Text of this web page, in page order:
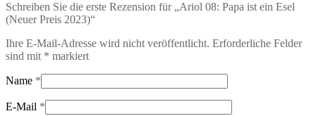
Schreiben Sie die erste Rezension für „Ariol 08: Papa ist ein Esel
(Neuer Preis 2023)“
Ihre E-Mail-Adresse wird nicht veröffentlicht. Erforderliche Felder
sind mit * markiert
Name *
E-Mail *